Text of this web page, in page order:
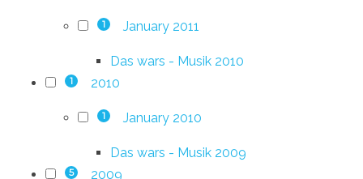
1 January 2011
Das wars - Musik 2010
1 2010
1 January 2010
Das wars - Musik 2009
5 2009